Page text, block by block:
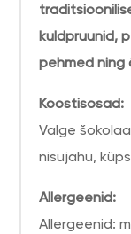
kuldpruunid,
pehmed ning
Koostisosad:
Valge
nisujahu,
Allergeenid:
Allergeenid: